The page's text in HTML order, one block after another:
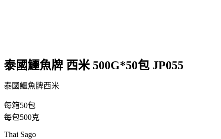
泰國鱷魚牌 西米 500G*50包 JP055
泰國鱷魚牌西米
每箱50包
每包500克
Thai Sago